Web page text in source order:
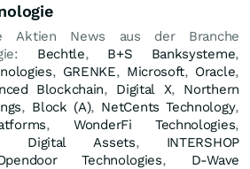
Aktien News aus der Branche
Bechtle, B+S Banksysteme,
, GRENKE, Microsoft, Oracle,
Blockchain, Digital X, Northern
, Block (A), NetCents Technology,
, WonderFi Technologies,
Digital Assets, INTERSHOP
Technologies, D-Wave